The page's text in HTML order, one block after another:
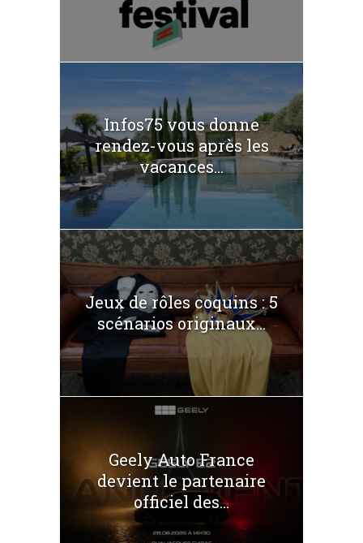
Infos75 vous donne
rendez-vous après les
vacances...
Jeux de rôles coquins : 5
scénarios originaux...
Geely Auto France
devient le partenaire
officiel des...